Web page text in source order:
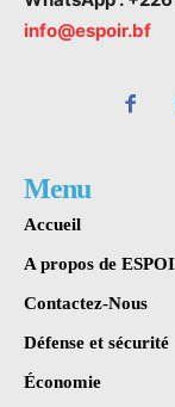
info@espoir.bf
Menu
Accueil
A propos de
Contactez-Nous
Défense et sécurité
Économie